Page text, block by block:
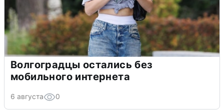
Волгоградцы остались без
мобильного интернета
6 августа 0